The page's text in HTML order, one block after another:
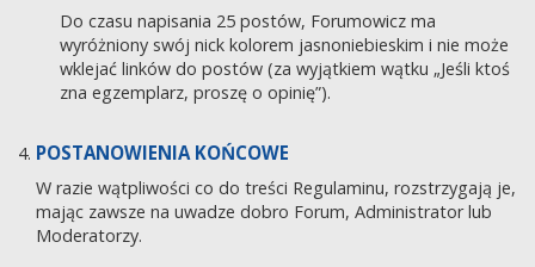
Do czasu napisania 25 postów, Forumowicz ma
wyróżniony swój nick kolorem jasnoniebieskim i nie może
wklejać linków do postów (za wyjątkiem wątku „Jeśli ktoś
zna egzemplarz, proszę o opinię”).
POSTANOWIENIA KOŃCOWE
W razie wątpliwości co do treści Regulaminu, rozstrzygają je,
mając zawsze na uwadze dobro Forum, Administrator lub
Moderatorzy.